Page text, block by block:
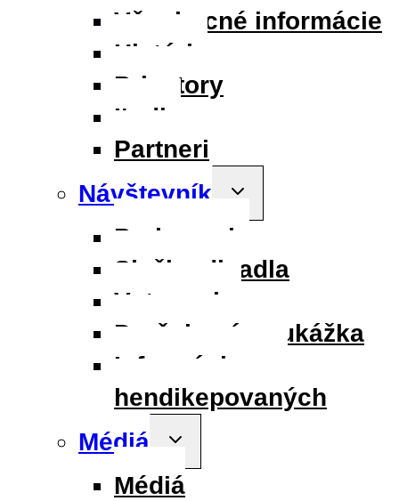
Všeobecné informácie
História
Priestory
Ľudia
Partneri
Návštevník
Toggle
menu
Parkovanie
Služby divadla
Vstupenky
Darčeková poukážka
Informácie pre
hendikepovaných
Médiá
Toggle
menu
Médiá